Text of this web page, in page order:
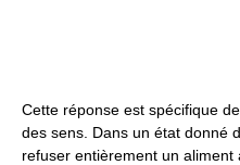
Cette réponse est spécifique
des sens. Dans un état donné
refuser entièrement un